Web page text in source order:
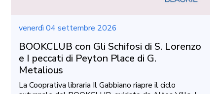
venerdì 04 settembre 2026
BOOKCLUB con Gli Schifosi di S. Lorenzo
e I peccati di Peyton Place di G.
Metalious
La Cooprativa libraria Il Gabbiano riapre il ciclo